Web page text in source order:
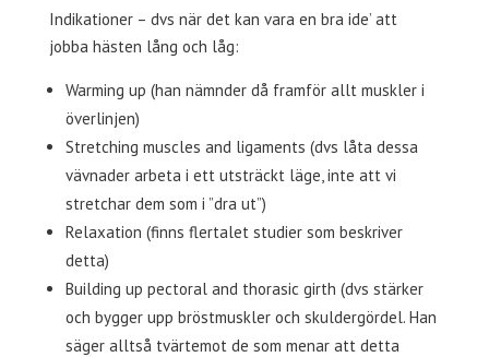
Indikationer – dvs när det kan vara en bra ide’ att
jobba hästen lång och låg:
Warming up (han nämnder då framför allt muskler i
överlinjen)
Stretching muscles and ligaments (dvs låta dessa
vävnader arbeta i ett utsträckt läge, inte att vi
stretchar dem som i ”dra ut”)
Relaxation (finns flertalet studier som beskriver
detta)
Building up pectoral and thorasic girth (dvs stärker
och bygger upp bröstmuskler och skuldergördel. Han
säger alltså tvärtemot de som menar att detta